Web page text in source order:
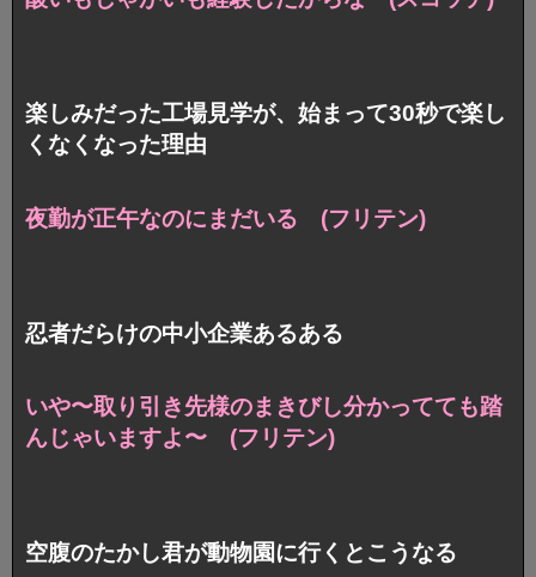
楽しみだった工場見学が、始まって30秒で楽し
くなくなった理由
夜勤が正午なのにまだいる (フリテン)
忍者だらけの中小企業あるある
いや〜取り引き先様のまきびし分かってても踏
んじゃいますよ〜 (フリテン)
空腹のたかし君が動物園に行くとこうなる